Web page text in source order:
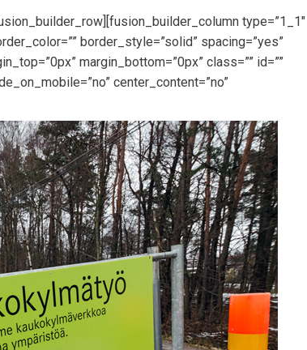
type=”1_1″
border_style=”solid” spacing=”yes”
margin_bottom=”0px” class=”” id=””
center_content=”no”